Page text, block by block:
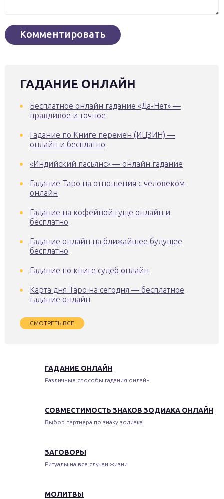
ГАДАНИЕ ОНЛАЙН
Бесплатное онлайн гадание «Да-Нет» —
правдивое и точное
Гадание по Книге перемен (ИЦЗИН) —
онлайн и бесплатно
«Индийский пасьянс» — онлайн гадание
Гадание Таро на отношения с человеком
онлайн
Гадание на кофейной гуще онлайн и
бесплатно
Гадание онлайн на ближайшее будущее
бесплатно
Гадание по книге судеб онлайн
Карта дня Таро на сегодня — бесплатное
гадание онлайн
СМОТРЕТЬ ВСЁ
ГАДАНИЕ ОНЛАЙН
Различные способы гадания онлайн
СОВМЕСТИМОСТЬ ЗНАКОВ ЗОДИАКА ОНЛАЙН
Выбор партнера по знаку зодиака
ЗАГОВОРЫ
Ритуалы на все случаи жизни
МОЛИТВЫ